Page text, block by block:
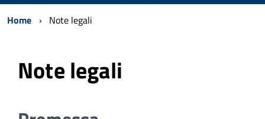
Home Note legali
Note legali